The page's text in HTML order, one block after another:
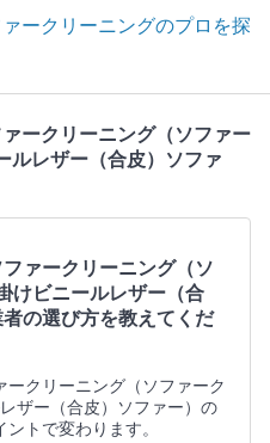
ークリーニングのプロを探
ークリーニング（ソファー
ルレザー（合皮）ソファ
ァークリーニング（ソ
けビニールレザー（合
の選び方を教えてくだ
クリーニング（ソファーク
ザー（合皮）ソファー）の
トで変わります。